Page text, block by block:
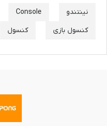
نینتندو Console
کنسول بازی
کنسول